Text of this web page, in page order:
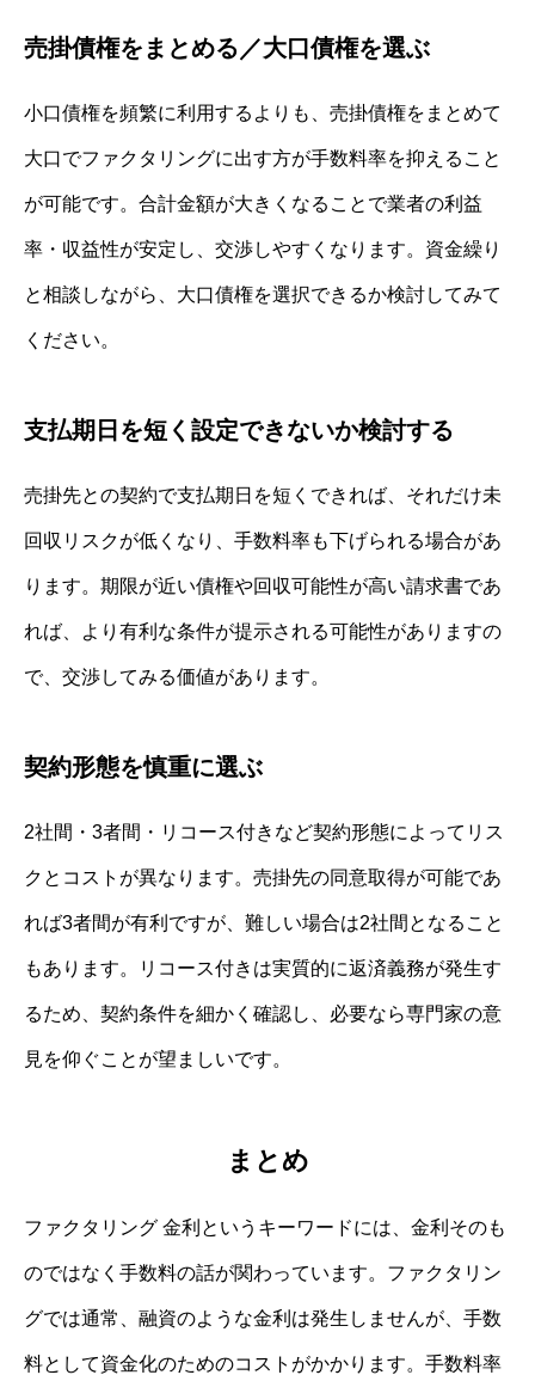
売掛債権をまとめる／大口債権を選ぶ
小口債権を頻繁に利用するよりも、売掛債権をまとめて
大口でファクタリングに出す方が手数料率を抑えること
が可能です。合計金額が大きくなることで業者の利益
率・収益性が安定し、交渉しやすくなります。資金繰り
と相談しながら、大口債権を選択できるか検討してみて
ください。
支払期日を短く設定できないか検討する
売掛先との契約で支払期日を短くできれば、それだけ未
回収リスクが低くなり、手数料率も下げられる場合があ
ります。期限が近い債権や回収可能性が高い請求書であ
れば、より有利な条件が提示される可能性がありますの
で、交渉してみる価値があります。
契約形態を慎重に選ぶ
2社間・3者間・リコース付きなど契約形態によってリス
クとコストが異なります。売掛先の同意取得が可能であ
れば3者間が有利ですが、難しい場合は2社間となること
もあります。リコース付きは実質的に返済義務が発生す
るため、契約条件を細かく確認し、必要なら専門家の意
見を仰ぐことが望ましいです。
まとめ
ファクタリング 金利というキーワードには、金利そのも
のではなく手数料の話が関わっています。ファクタリン
グでは通常、融資のような金利は発生しませんが、手数
料として資金化のためのコストがかかります。手数料率